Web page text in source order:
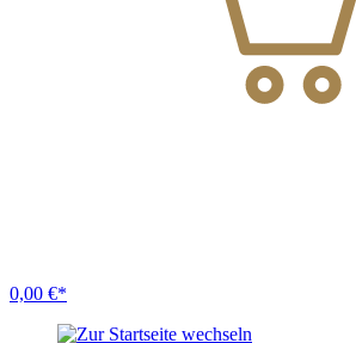
0,00 €*